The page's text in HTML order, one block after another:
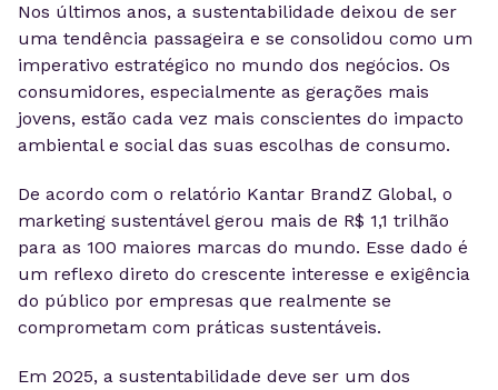
Nos últimos anos, a sustentabilidade deixou de ser
uma tendência passageira e se consolidou como um
imperativo estratégico no mundo dos negócios. Os
consumidores, especialmente as gerações mais
jovens, estão cada vez mais conscientes do impacto
ambiental e social das suas escolhas de consumo.
De acordo com o relatório Kantar BrandZ Global, o
marketing sustentável gerou mais de R$ 1,1 trilhão
para as 100 maiores marcas do mundo. Esse dado é
um reflexo direto do crescente interesse e exigência
do público por empresas que realmente se
comprometam com práticas sustentáveis.
Em 2025, a sustentabilidade deve ser um dos